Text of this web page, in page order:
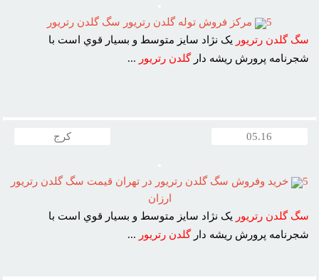
5
مرکز فروش توله گلدن رتريور سگ گلدن رتريور
سگ گلدن رتريور يک نژاد سايز متوسط و بسيار قوي است با
شجرنامه پرورش ريشه دارگلدن رتريور ...
05.16 کرج
5
خريد وفروش سگ گلدن رتريور در تهران قيمت سگ گلدن رتريور
ارزان
سگ گلدن رتريور يک نژاد سايز متوسط و بسيار قوي است با
شجرنامه پرورش ريشه دارگلدن رتريور ...